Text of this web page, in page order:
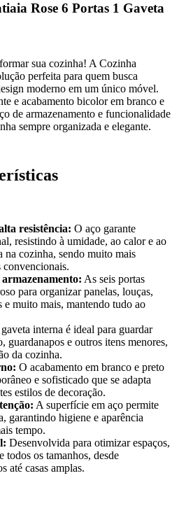
Rose 6 Portas 1 Gaveta
sua cozinha! A Cozinha
perfeita para quem busca
moderno em um único móvel.
e acabamento bicolor em branco e
de armazenamento e funcionalidade
sempre organizada e elegante.
resistência: O aço garante
resistindo à umidade, ao calor e ao
na cozinha, sendo muito mais
convencionais.
As seis portas
para organizar panelas, louças,
e muito mais, mantendo tudo ao
interna é ideal para guardar
guardanapos e outros itens menores,
da cozinha.
O acabamento em branco e preto
e sofisticado que se adapta
estilos de decoração.
A superfície em aço permite
garantindo higiene e aparência
tempo.
Desenvolvida para otimizar espaços,
todos os tamanhos, desde
até casas amplas.